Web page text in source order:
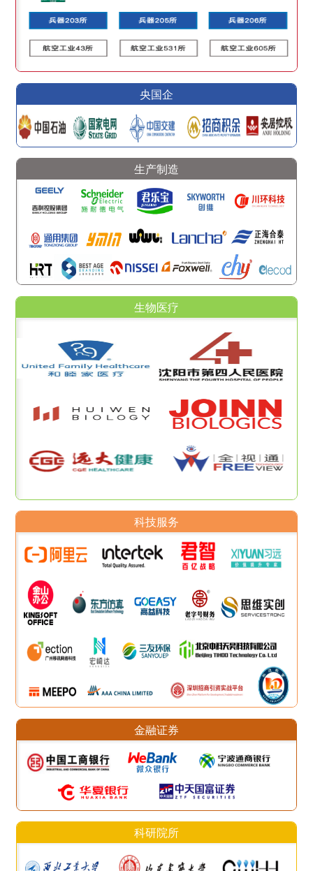
央国企
生产制造
生物医疗
科技服务
金融证券
科研院所